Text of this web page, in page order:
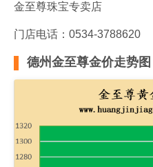
金至尊珠宝专卖店
门店电话：0534-3788620
德州金至尊金价走势图